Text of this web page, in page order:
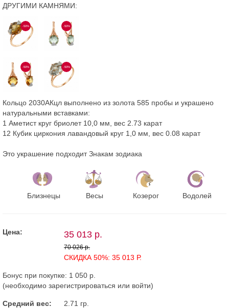
ДРУГИМИ КАМНЯМИ:
-50% -50%
-50% -50%
Кольцо 2030АКцл выполнено из золота 585 пробы и украшено
натуральными вставками:
1 Аметист круг бриолет 10,0 мм, вес 2.73 карат
12 Кубик циркония лавандовый круг 1,0 мм, вес 0.08 карат
Это украшение подходит Знакам зодиака
Близнецы Весы Козерог Водолей
Цена: 35 013 р.
70 026 р.
СКИДКА 50%: 35 013 Р.
Бонус при покупке: 1 050 р.
(необходимо зарегистрироваться или войти)
Средний вес: 2.71 гр.